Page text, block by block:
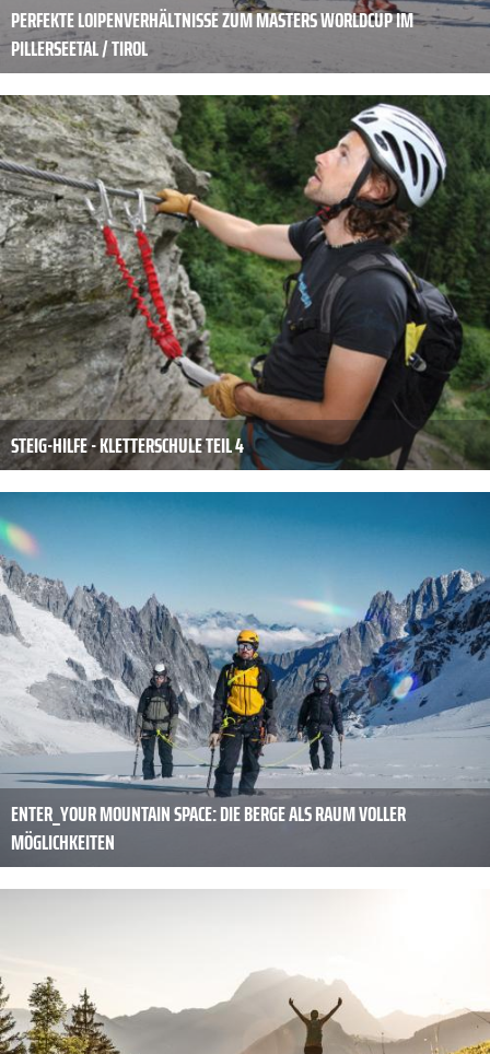
PERFEKTE LOIPENVERHÄLTNISSE ZUM MASTERS WORLDCUP IM
PILLERSEETAL / TIROL
STEIG-HILFE - KLETTERSCHULE TEIL 4
ENTER_YOUR MOUNTAIN SPACE: DIE BERGE ALS RAUM VOLLER
MÖGLICHKEITEN